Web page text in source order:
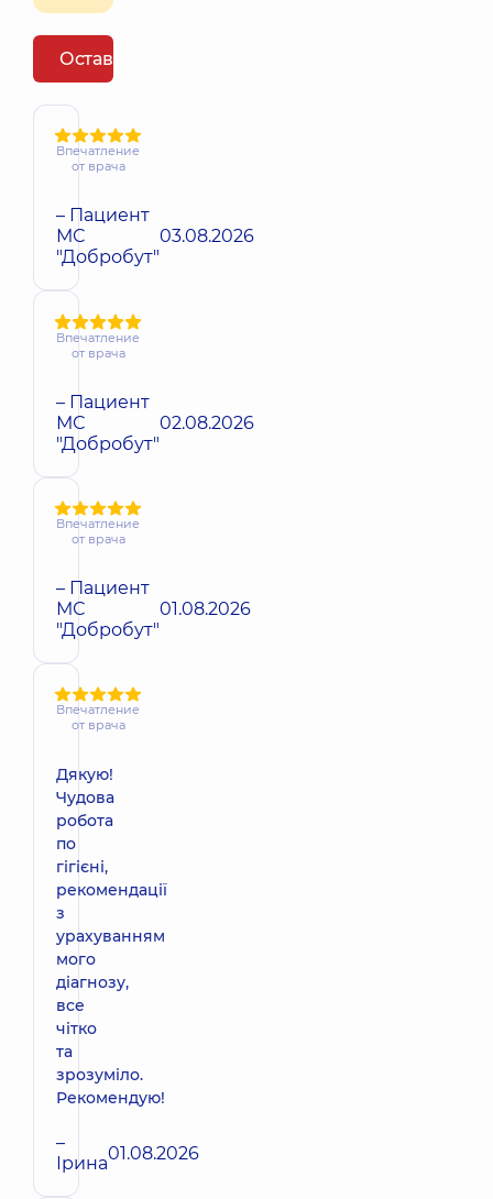
Оставить отзыв
Впечатление
от врача
– Пациент
МС
"Добробут"
03.08.2026
Впечатление
от врача
– Пациент
МС
"Добробут"
02.08.2026
Впечатление
от врача
– Пациент
МС
"Добробут"
01.08.2026
Впечатление
от врача
Дякую!
Чудова
робота
по
гігієні,
рекомендації
з
урахуванням
мого
діагнозу,
все
чітко
та
зрозуміло.
Рекомендую!
–
Ірина01.08.2026